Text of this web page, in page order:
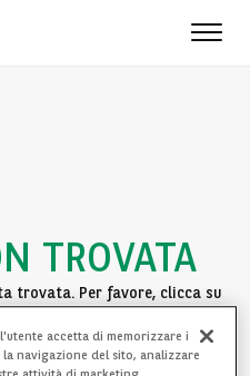
TROVATA
trovata. Per favore, clicca su
HOMEPAGE
accetta di memorizzare i
navigazione del sito, analizzare